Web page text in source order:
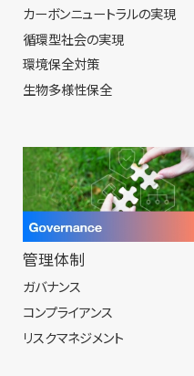
カーボンニュートラルの実現
循環型社会の実現
環境保全対策
生物多様性保全
管理体制
ガバナンス
コンプライアンス
リスクマネジメント